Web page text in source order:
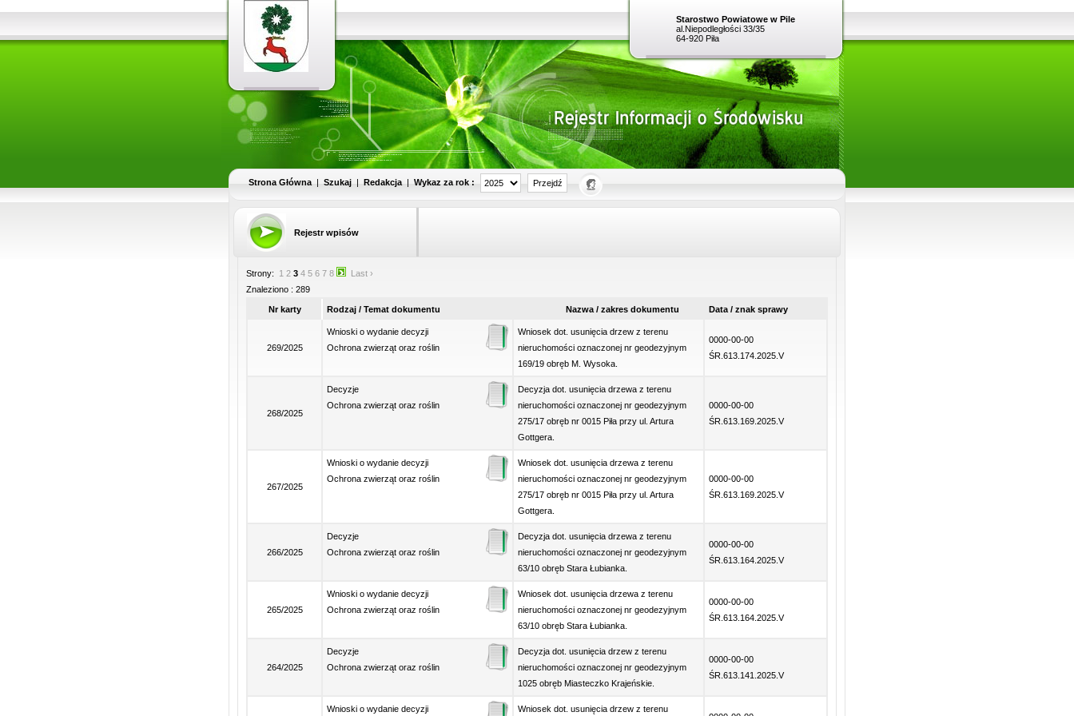
Starostwo Powiatowe w Pile
al.Niepodległości 33/35
64-920 Piła
Strona Główna | Szukaj | Redakcja | Wykaz za rok :
Rejestr wpisów
Strony: 1 2 3 4 5 6 7 8
Last ›
Znaleziono : 289
Nr karty Rodzaj / Temat dokumentu Nazwa / zakres dokumentu Data / znak sprawy
269/2025
Wnioski o wydanie decyzji
Ochrona zwierząt oraz roślin
Wniosek dot. usunięcia drzew z terenu
nieruchomości oznaczonej nr geodezyjnym
169/19 obręb M. Wysoka.
0000-00-00
ŚR.613.174.2025.V
268/2025
Decyzje
Ochrona zwierząt oraz roślin
Decyzja dot. usunięcia drzewa z terenu
nieruchomości oznaczonej nr geodezyjnym
275/17 obręb nr 0015 Piła przy ul. Artura
Gottgera.
0000-00-00
ŚR.613.169.2025.V
267/2025
Wnioski o wydanie decyzji
Ochrona zwierząt oraz roślin
Wniosek dot. usunięcia drzewa z terenu
nieruchomości oznaczonej nr geodezyjnym
275/17 obręb nr 0015 Piła przy ul. Artura
Gottgera.
0000-00-00
ŚR.613.169.2025.V
266/2025
Decyzje
Ochrona zwierząt oraz roślin
Decyzja dot. usunięcia drzewa z terenu
nieruchomości oznaczonej nr geodezyjnym
63/10 obręb Stara Łubianka.
0000-00-00
ŚR.613.164.2025.V
265/2025
Wnioski o wydanie decyzji
Ochrona zwierząt oraz roślin
Wniosek dot. usunięcia drzewa z terenu
nieruchomości oznaczonej nr geodezyjnym
63/10 obręb Stara Łubianka.
0000-00-00
ŚR.613.164.2025.V
264/2025
Decyzje
Ochrona zwierząt oraz roślin
Decyzja dot. usunięcia drzew z terenu
nieruchomości oznaczonej nr geodezyjnym
1025 obręb Miasteczko Krajeńskie.
0000-00-00
ŚR.613.141.2025.V
Wnioski o wydanie decyzji
Wniosek dot. usunięcia drzew z terenu